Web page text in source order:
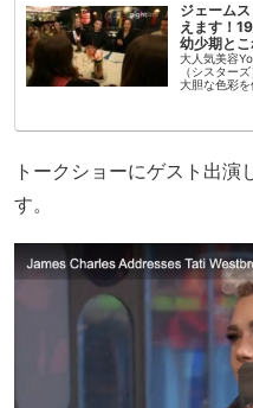
ジェーム
えます！
幼少期と
大人気美容
（シスター
大胆な色彩を
トークショーにゲスト出
す。